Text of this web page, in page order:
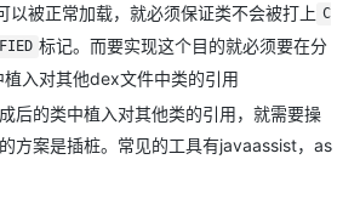
以被正常加载，就必须保证类不会被打上 C
标记。而要实现这个目的就必须要在分
入对其他dex文件中类的引用
后的类中植入对其他类的引用，就需要操
方案是插桩。常见的工具有javaassist，as